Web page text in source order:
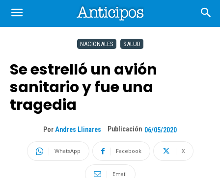
NACIONALES SALUD
Se estrelló un avión
sanitario y fue una
tragedia
Por Andres Llinares Publicación 06/05/2020
WhatsApp Facebook X
Email